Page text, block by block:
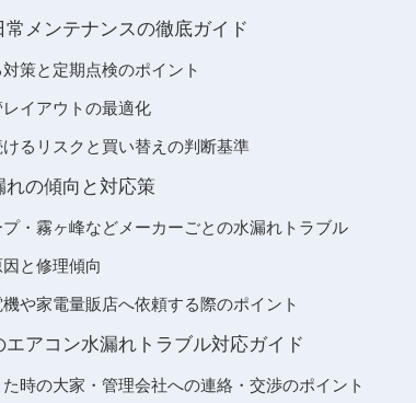
メンテナンスの徹底ガイド
策と定期点検のポイント
イアウトの最適化
るリスクと買い替えの判断基準
の傾向と対応策
・霧ヶ峰などメーカーごとの水漏れトラブル
と修理傾向
や家電量販店へ依頼する際のポイント
アコン水漏れトラブル対応ガイド
時の大家・管理会社への連絡・交渉のポイント